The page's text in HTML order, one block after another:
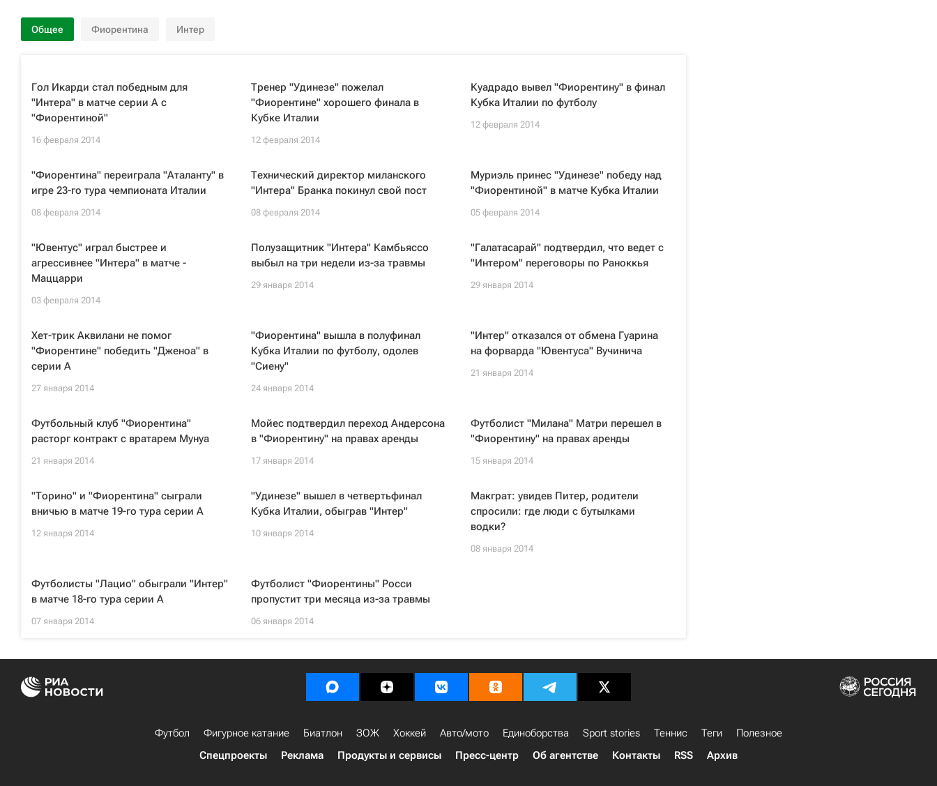
Общее Фиорентина Интер
Гол Икарди стал победным для
"Интера" в матче серии А с
"Фиорентиной"
16 февраля 2014
Тренер "Удинезе" пожелал
"Фиорентине" хорошего финала в
Кубке Италии
12 февраля 2014
Куадрадо вывел "Фиорентину" в финал
Кубка Италии по футболу
12 февраля 2014
"Фиорентина" переиграла "Аталанту" в
игре 23-го тура чемпионата Италии
08 февраля 2014
Технический директор миланского
"Интера" Бранка покинул свой пост
08 февраля 2014
Муриэль принес "Удинезе" победу над
"Фиорентиной" в матче Кубка Италии
05 февраля 2014
"Ювентус" играл быстрее и
агрессивнее "Интера" в матче -
Маццарри
03 февраля 2014
Полузащитник "Интера" Камбьяссо
выбыл на три недели из-за травмы
29 января 2014
"Галатасарай" подтвердил, что ведет с
"Интером" переговоры по Раноккья
29 января 2014
Хет-трик Аквилани не помог
"Фиорентине" победить "Дженоа" в
серии А
27 января 2014
"Фиорентина" вышла в полуфинал
Кубка Италии по футболу, одолев
"Сиену"
24 января 2014
"Интер" отказался от обмена Гуарина
на форварда "Ювентуса" Вучинича
21 января 2014
Футбольный клуб "Фиорентина"
расторг контракт с вратарем Мунуа
21 января 2014
Мойес подтвердил переход Андерсона
в "Фиорентину" на правах аренды
17 января 2014
Футболист "Милана" Матри перешел в
"Фиорентину" на правах аренды
15 января 2014
"Торино" и "Фиорентина" сыграли
вничью в матче 19-го тура серии А
12 января 2014
"Удинезе" вышел в четвертьфинал
Кубка Италии, обыграв "Интер"
10 января 2014
Макграт: увидев Питер, родители
спросили: где люди с бутылками
водки?
08 января 2014
Футболисты "Лацио" обыграли "Интер"
в матче 18-го тура серии А
07 января 2014
Футболист "Фиорентины" Росси
пропустит три месяца из-за травмы
06 января 2014
Футбол Фигурное катание Биатлон ЗОЖ Хоккей Авто/мото Единоборства Sport stories Теннис Теги
Полезное
Спецпроекты
Реклама Продукты и сервисы Пресс-центр Об агентстве Контакты RSS Архив